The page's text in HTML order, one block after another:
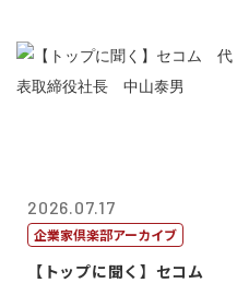
2026.07.17
企業家倶楽部アーカイブ
【トップに聞く】セコム